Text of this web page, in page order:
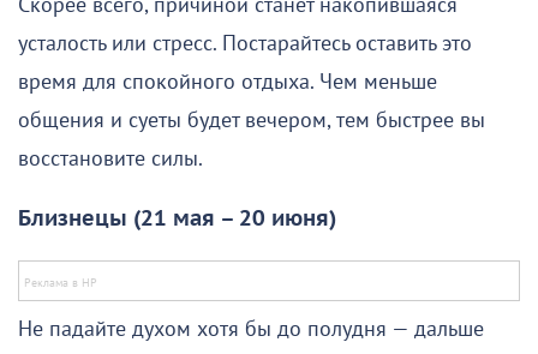
Скорее всего, причиной станет накопившаяся
усталость или стресс. Постарайтесь оставить это
время для спокойного отдыха. Чем меньше
общения и суеты будет вечером, тем быстрее вы
восстановите силы.
Близнецы (21 мая – 20 июня)
Не падайте духом хотя бы до полудня — дальше